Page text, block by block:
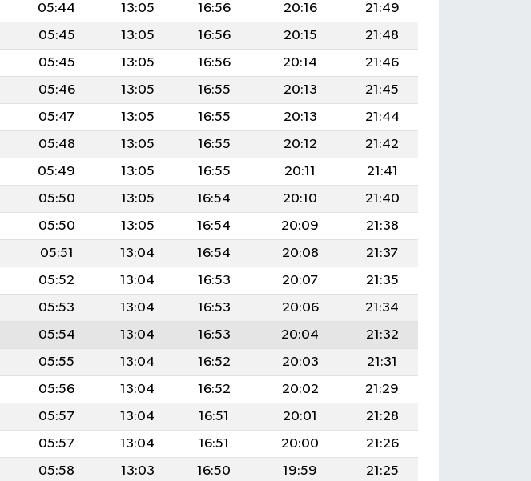
05:44 13:05 16:56 20:16
21:49
05:45 13:05 16:56 20:15
21:48
05:45 13:05 16:56 20:14
21:46
05:46 13:05 16:55 20:13
21:45
05:47 13:05 16:55 20:13
21:44
05:48 13:05 16:55 20:12
21:42
05:49 13:05 16:55 20:11
21:41
05:50 13:05 16:54 20:10
21:40
05:50 13:05 16:54 20:09
21:38
05:51 13:04 16:54 20:08
21:37
05:52 13:04 16:53 20:07
21:35
05:53 13:04 16:53 20:06
21:34
05:54 13:04 16:53 20:04
21:32
05:55 13:04 16:52 20:03
21:31
05:56 13:04 16:52 20:02
21:29
05:57 13:04 16:51 20:01
21:28
05:57 13:04 16:51 20:00
21:26
05:58 13:03 16:50 19:59
21:25